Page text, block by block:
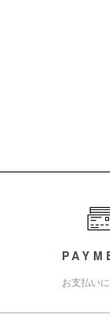
お支払い